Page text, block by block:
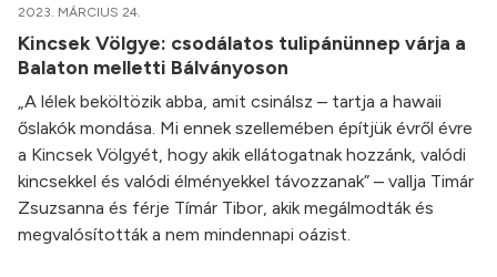
2023. MÁRCIUS 24.
Kincsek Völgye: csodálatos tulipánünnep várja a
Balaton melletti Bálványoson
„A lélek beköltözik abba, amit csinálsz – tartja a hawaii
őslakók mondása. Mi ennek szellemében építjük évről évre
a Kincsek Völgyét, hogy akik ellátogatnak hozzánk, valódi
kincsekkel és valódi élményekkel távozzanak” – vallja Timár
Zsuzsanna és férje Tímár Tibor, akik megálmodták és
megvalósították a nem mindennapi oázist.